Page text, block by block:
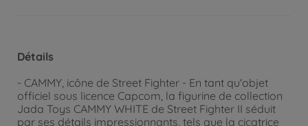
Détails
- CAMMY, icône de Street Fighter - En tant qu'objet
officiel sous licence Capcom, la figurine de collection
Jada Toys CAMMY WHITE de Street Fighter II séduit
par ses détails impressionnants, tels que la cicatrice